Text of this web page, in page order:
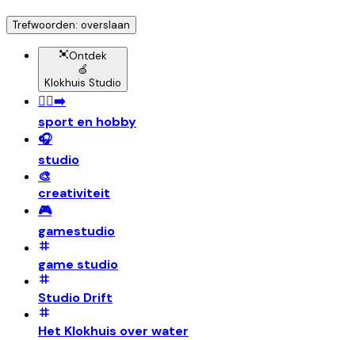
Trefwoorden: overslaan
Ontdek
🍏
Klokhuis Studio
🏃‍♀️‍➡️
sport en hobby
🎧
studio
🎨
creativiteit
🎮
gamestudio
game studio
Studio Drift
Het Klokhuis over water